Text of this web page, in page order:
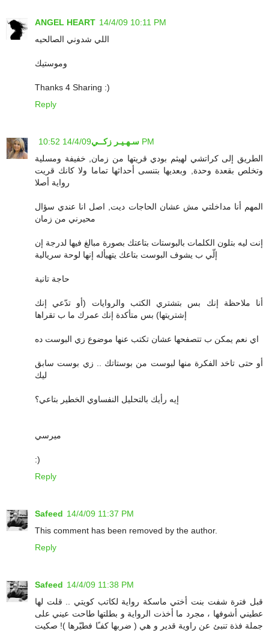
ANGEL HEART 14/4/09 10:11 PM
اللي شدوني الصالحيه
وموستيك
Thanks 4 Sharing :)
Reply
سـهـيـر زكــي 14/4/09 10:52 PM
الطريق إلى كراتشي لهيثم بودي قريتها من زمان, خفيفة ومسلية
وتخلص بقعدة وحدة, وبعديها بتنسى أحداثها تماما ولا كانك قريت
رواية أصلا
المهم أنا مداخلتي مش عشان الحاجات ديت, اصل انا عندي سؤال
محيرني من زمان
إنت ليه بتلون الكلمات بالبوستات بتاعتك بصورة مبالغ فيها لدرجة إن
إلّي ب يشوف البوست بتاعك يتهيأله إنها لوحة سريالية
حاجة تانية
أنا ملاحظة إنك بس بتشتري الكتب والروايات (أو تدّعي إنك
إشتريتها) بس متأكدة إنك عمرك ما ب تقراها
اي نعم يمكن ب تتصفحها عشان تكتب عنها موضوع زي البوست ده
أو حتى تاخد الفكرة منها لبوست من بوستاتك .. زي بوست سابق
ليك
إيه رأيك بالتحليل النفساوي الخطير بتاعي؟
ميرسي
:)
Reply
Safeed 14/4/09 11:37 PM
This comment has been removed by the author.
Reply
Safeed 14/4/09 11:38 PM
قبل فترة شفت بنت أختي ماسكة رواية لكاتب كويتي .. قلت لها
عطيني أشوفها ، مجرد ما أخذت الرواية و بطلتها طاحت عيني على
جملة فذة تنبئ عن راوية قدير و هي ( ضربها كفـًا فطيّرها )! صكيت